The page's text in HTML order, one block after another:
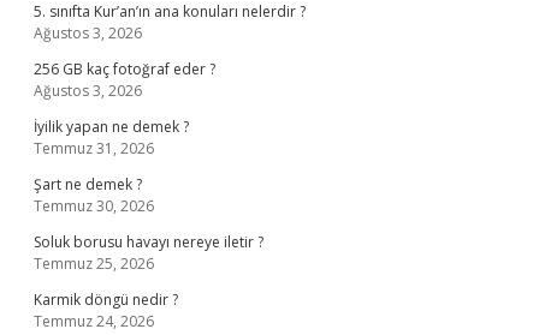
5. sınıfta Kur’an’ın ana konuları nelerdir ?
Ağustos 3, 2026
256 GB kaç fotoğraf eder ?
Ağustos 3, 2026
İyilik yapan ne demek ?
Temmuz 31, 2026
Şart ne demek ?
Temmuz 30, 2026
Soluk borusu havayı nereye iletir ?
Temmuz 25, 2026
Karmik döngü nedir ?
Temmuz 24, 2026